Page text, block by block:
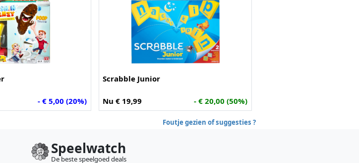
- € 5,00 (20%)
Scrabble Junior
Nu € 19,99 - € 20,00 (50%)
Foutje gezien of suggesties ?
Speelwatch
De beste speelgoed deals